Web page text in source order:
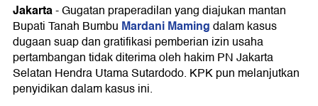
Jakarta-Gugatan praperadilan yang diajukan mantan
Bupati Tanah Bumbu Mardani Mamingdalam kasus
dugaan suap dan gratifikasi pemberian izin usaha
pertambangan tidak diterima oleh hakim PN Jakarta
Selatan Hendra Utama Sutardodo. KPK pun melanjutkan
penyidikan dalam kasus ini.